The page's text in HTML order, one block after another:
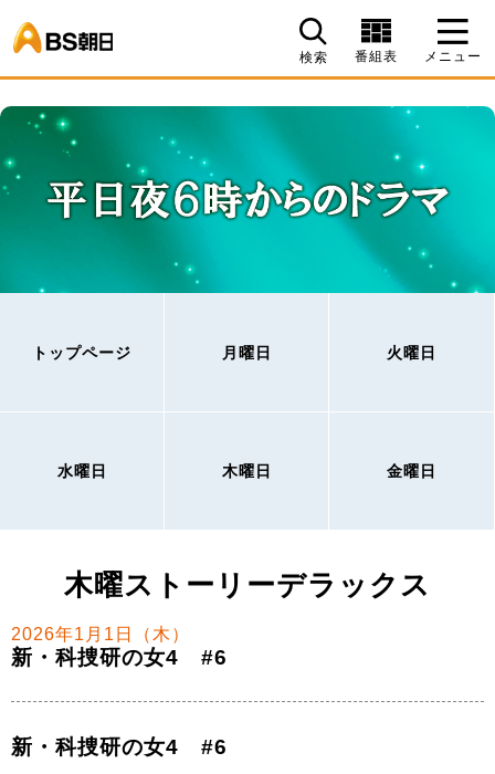
検索 番組表 メニュー
トップページ 月曜日 火曜日
水曜日 木曜日 金曜日
木曜ストーリーデラックス
2026年1月1日（木）
新・科捜研の女4 #6
新・科捜研の女4 #6